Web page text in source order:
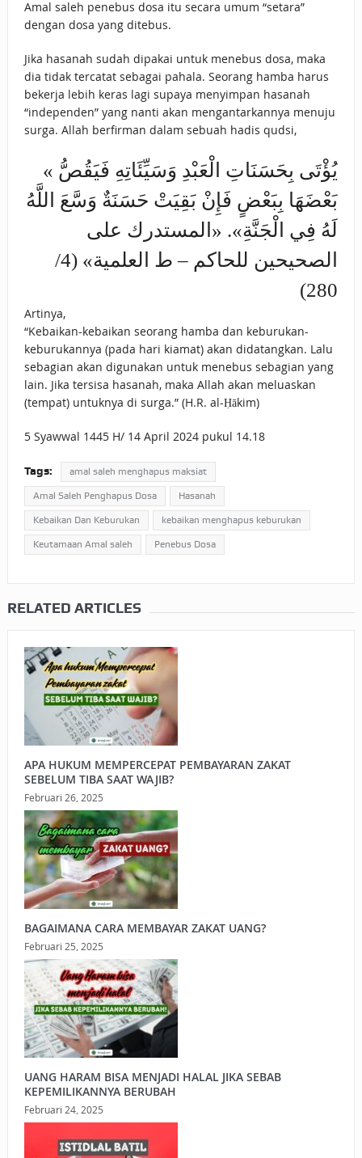
Amal saleh penebus dosa itu secara umum “setara”
dengan dosa yang ditebus.
Jika hasanah sudah dipakai untuk menebus dosa, maka
dia tidak tercatat sebagai pahala. Seorang hamba harus
bekerja lebih keras lagi supaya menyimpan hasanah
“independen” yang nanti akan mengantarkannya menuju
surga. Allah berfirman dalam sebuah hadis qudsi,
« ‌يُؤْتَى ‌بِحَسَنَاتِ ‌الْعَبْدِ ‌وَسَيِّئَاتِهِ ‌فَيَقُصُّ
‌بَعْضَهَا ‌بِبَعْضٍ فَإِنْ بَقِيَتْ حَسَنَةٌ وَسَّعَ اللَّهُ
لَهُ فِي الْجَنَّةِ». «المستدرك على
الصحيحين للحاكم – ط العلمية» (4/
280)
Artinya,
“Kebaikan-kebaikan seorang hamba dan keburukan-
keburukannya (pada hari kiamat) akan didatangkan. Lalu
sebagian akan digunakan untuk menebus sebagian yang
lain. Jika tersisa hasanah, maka Allah akan meluaskan
(tempat) untuknya di surga.” (H.R. al-Ḥākim)
5 Syawwal 1445 H/ 14 April 2024 pukul 14.18
Tags: amal saleh menghapus maksiat
Amal Saleh Penghapus Dosa Hasanah
Kebaikan Dan Keburukan kebaikan menghapus keburukan
Keutamaan Amal saleh Penebus Dosa
RELATED ARTICLES
APA HUKUM MEMPERCEPAT PEMBAYARAN ZAKAT
SEBELUM TIBA SAAT WAJIB?
Februari 26, 2025
BAGAIMANA CARA MEMBAYAR ZAKAT UANG?
Februari 25, 2025
UANG HARAM BISA MENJADI HALAL JIKA SEBAB
KEPEMILIKANNYA BERUBAH
Februari 24, 2025